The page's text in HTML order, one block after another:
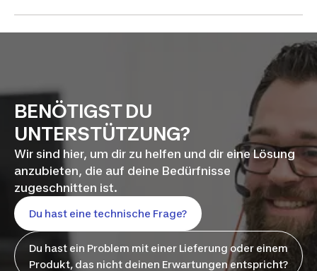
BENÖTIGST DU
UNTERSTÜTZUNG?
Wir sind hier, um dir zu helfen und dir eine Lösung
anzubieten, die auf deine Bedürfnisse
zugeschnitten ist.
Du hast eine technische Frage?
Du hast ein Problem mit einer Lieferung oder einem
Produkt, das nicht deinen Erwartungen entspricht?